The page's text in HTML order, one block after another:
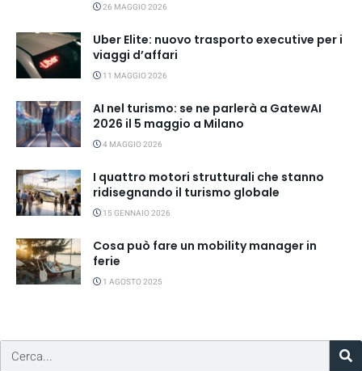
26 MAGGIO 2026
Uber Elite: nuovo trasporto executive per i
viaggi d’affari
11 MAGGIO 2026
AI nel turismo: se ne parlerà a GatewAI
2026 il 5 maggio a Milano
4 MAGGIO 2026
I quattro motori strutturali che stanno
ridisegnando il turismo globale
15 GENNAIO 2026
Cosa può fare un mobility manager in
ferie
1 AGOSTO 2025